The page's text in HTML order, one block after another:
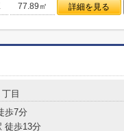
77.89㎡ 詳細を見る
丁目
歩7分
徒歩13分